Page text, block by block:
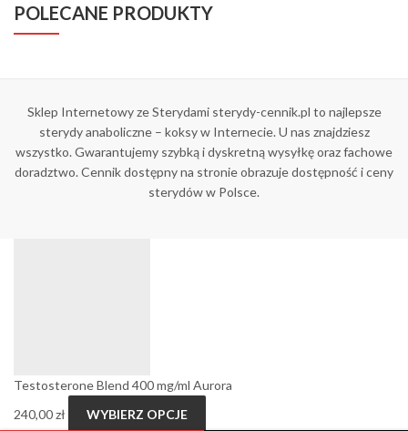
POLECANE PRODUKTY
Sklep Internetowy ze Sterydami sterydy-cennik.pl to najlepsze
sterydy anaboliczne – koksy w Internecie. U nas znajdziesz
wszystko. Gwarantujemy szybką i dyskretną wysyłkę oraz fachowe
doradztwo. Cennik dostępny na stronie obrazuje dostępność i ceny
sterydów w Polsce.
Testosterone Blend 400 mg/ml Aurora
240,00zł WYBIERZ OPCJE